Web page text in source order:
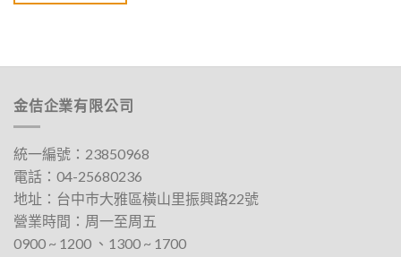
有
種
款
式。
可
在
產
品
頁
金佶企業有限公司
統一編號：23850968
電話： 04-25680236
地址： 台中巿大雅區橫山里振興路22號
營業時間：周一至周五
0900 ~ 1200 、1300 ~ 1700​